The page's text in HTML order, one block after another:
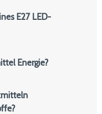
E27 LED-
Energie?